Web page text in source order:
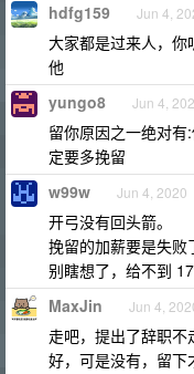
hdfg159 Jun 4,
大家都是过来人，
他
yungo8 Jun 4,
留你原因之一绝对
定要多挽留
w99w Jun 4, 2020
开弓没有回头箭。
挽留的加薪要是失败
别瞎想了，给不到
MaxJin Jun 4,
走吧，提出了辞职不
好，可是没有，留下